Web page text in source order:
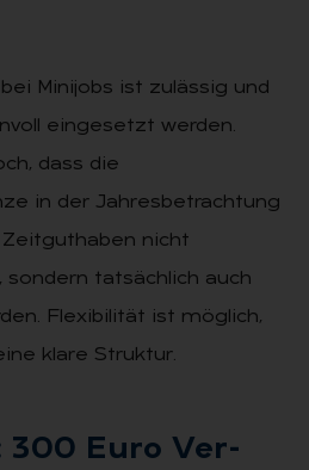
Minijobs ist zulässig und
eingesetzt werden.
dass die
in der Jahresbetrachtung
nicht
tatsächlich auch
Flexibilität ist möglich,
klare Struktur.
300 Euro Ver­